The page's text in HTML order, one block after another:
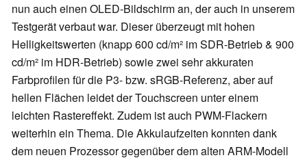
nun auch einen OLED-Bildschirm an, der auch in unserem
Testgerät verbaut war. Dieser überzeugt mit hohen
Helligkeitswerten (knapp 600 cd/m² im SDR-Betrieb & 900
cd/m² im HDR-Betrieb) sowie zwei sehr akkuraten
Farbprofilen für die P3- bzw. sRGB-Referenz, aber auf
hellen Flächen leidet der Touchscreen unter einem
leichten Rastereffekt. Zudem ist auch PWM-Flackern
weiterhin ein Thema. Die Akkulaufzeiten konnten dank
dem neuen Prozessor gegenüber dem alten ARM-Modell